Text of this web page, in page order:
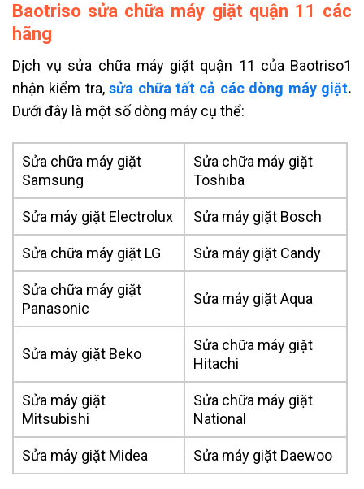
Baotriso sửa chữa máy giặt quận 11 các
hãng
Dịch vụ sửa chữa máy giặt quận 11 của Baotriso1
nhận kiểm tra,sửa chữa tất cả các dòng máy giặt.
Dưới đây là một số dòng máy cụ thể:
Sửa chữa máy giặt
Samsung
Sửa chữa máy giặt
Toshiba
Sửa máy giặt Electrolux Sửa máy giặt Bosch
Sửa chữa máy giặt LG Sửa máy giặt Candy
Sửa chữa máy giặt
Panasonic
Sửa máy giặt Aqua
Sửa máy giặt Beko
Sửa chữa máy giặt
Hitachi
Sửa máy giặt
Mitsubishi
Sửa chữa máy giặt
National
Sửa máy giặt Midea Sửa máy giặt Daewoo